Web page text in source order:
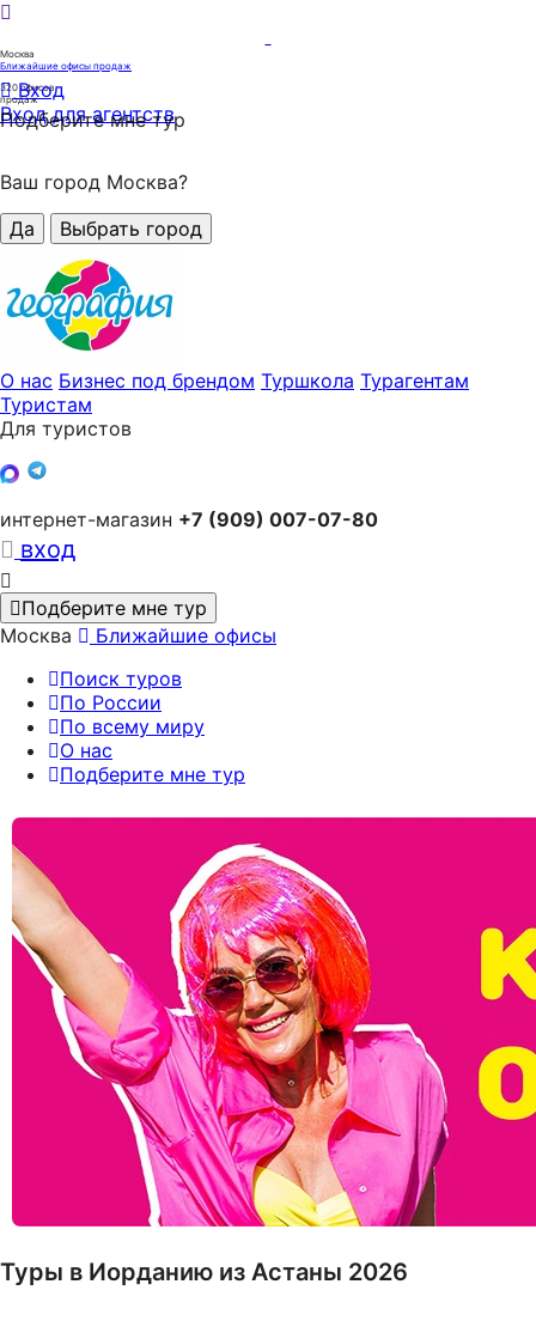
Москва
Ближайшие офисы продаж
320офисов
продаж
Вход
Вход для агентств
Подберите мне тур
Ваш город Москва?
Да
Выбрать город
О нас Бизнес под брендом Туршкола Турагентам
Туристам
Для туристов
интернет-магазин +7 (909) 007-07-80
вход
Подберите мне тур
Москва
Ближайшие офисы
Поиск туров
По России
По всему миру
О нас
Подберите мне тур
Туры в Иорданию из Астаны 2026